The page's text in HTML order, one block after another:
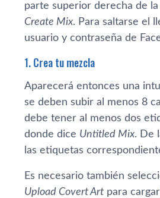
parte superior derecha de
Create Mix. Para saltarse el
usuario y contraseña de
1. Crea tu mezcla
Aparecerá entonces una
se deben subir al menos 8
debe tener al menos dos
donde dice Untitled Mix. De
las etiquetas
Es necesario también
Upload Covert Art para